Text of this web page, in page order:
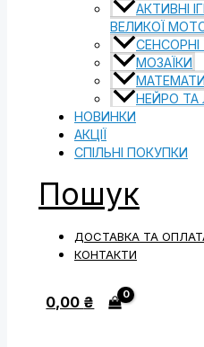
АКТИВНІ
ВЕЛИКОЇ
СЕНСОРНІ
МОЗАЇКИ
НЕЙРО ТА
НОВИНКИ
АКЦІЇ
СПІЛЬНІ ПОКУПКИ
Пошук
ДОСТАВКА ТА
КОНТАКТИ
0,00 ₴